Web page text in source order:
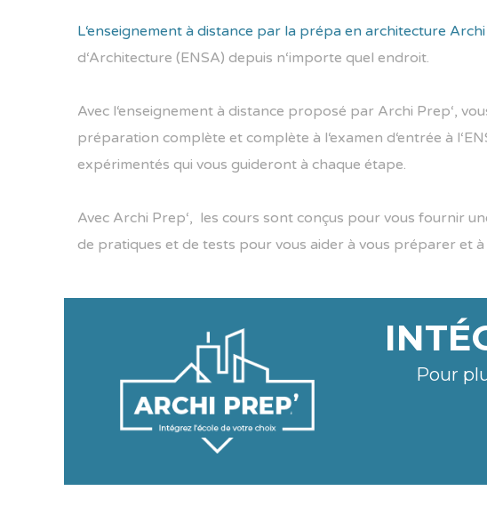
L‘enseignement à distance par la prépa en architecture Archi
d‘Architecture (ENSA) depuis n‘importe quel endroit.
Avec l‘enseignement à distance proposé par Archi Prep‘, v
préparation complète et complète à l‘examen d‘entrée à l‘EN
expérimentés qui vous guideront à chaque étape.
Avec Archi Prep‘, les cours sont conçus pour vous fournir
de pratiques et de tests pour vous aider à vous préparer et à
Pour